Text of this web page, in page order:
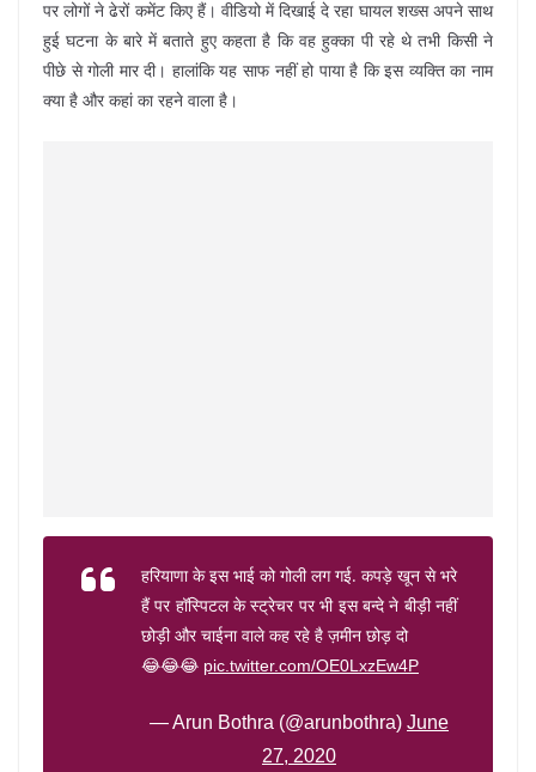
पर लोगों ने ढेरों कमेंट किए हैं। वीडियो में दिखाई दे रहा घायल शख्स अपने साथ
हुई घटना के बारे में बताते हुए कहता है कि वह हुक्का पी रहे थे तभी किसी ने
पीछे से गोली मार दी। हालांकि यह साफ नहीं हो पाया है कि इस व्यक्ति का नाम
क्या है और कहां का रहने वाला है।
हरियाणा के इस भाई को गोली लग गई. कपड़े खून से भरे
हैं पर हॉस्पिटल के स्ट्रेचर पर भी इस बन्दे ने बीड़ी नहीं
छोड़ी और चाईना वाले कह रहे है ज़मीन छोड़ दो
😂😂😂 pic.twitter.com/OE0LxzEw4P
— Arun Bothra (@arunbothra) June
27, 2020